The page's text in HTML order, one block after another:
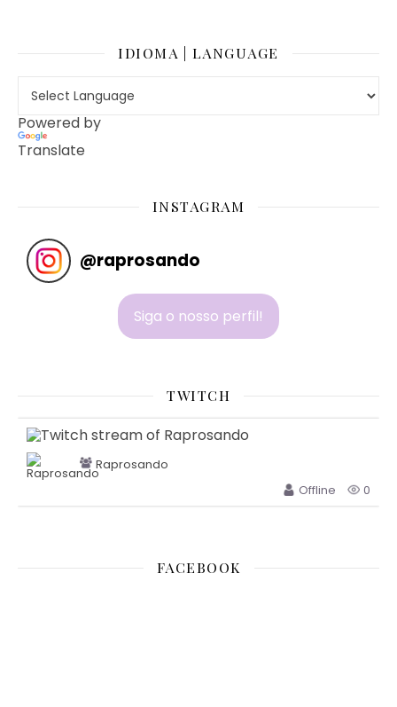
IDIOMA | LANGUAGE
Powered by
Translate
INSTAGRAM
@raprosando
Siga o nosso perfil!
TWITCH
Raprosando
Offline
0
FACEBOOK